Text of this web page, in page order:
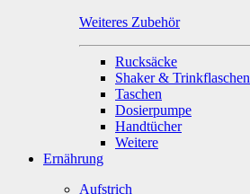
Weiteres Zubehör
Rucksäcke
Shaker & Trinkflaschen
Taschen
Dosierpumpe
Handtücher
Weitere
Ernährung
Aufstrich